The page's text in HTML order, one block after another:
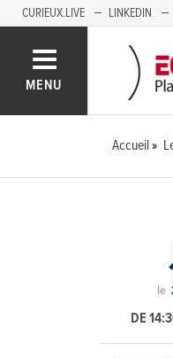
CURIEUX.LIVE LINKEDIN
MENU
Accueil
le
DE